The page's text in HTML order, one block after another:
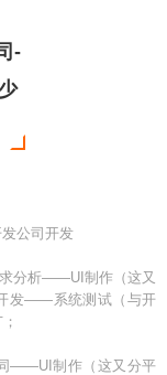
-
公司开发
分析——UI制作（这又
发——系统测试（与开
——UI制作（这又分平